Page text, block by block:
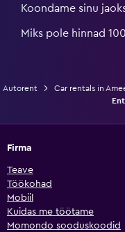
Koondame sinu
Miks pole hinnad
Autorent Car rentals in
Firma
Teave
Töökohad
Mobiil
Kuidas me töötame
Momondo sooduskoodid